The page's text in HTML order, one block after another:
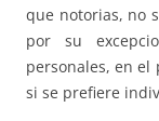
que notorias, no
por su
personales, en el
si se prefiere